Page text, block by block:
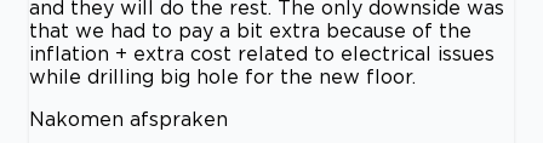
and they will do the rest. The only downside was
that we had to pay a bit extra because of the
inflation + extra cost related to electrical issues
while drilling big hole for the new floor.
Nakomen afspraken